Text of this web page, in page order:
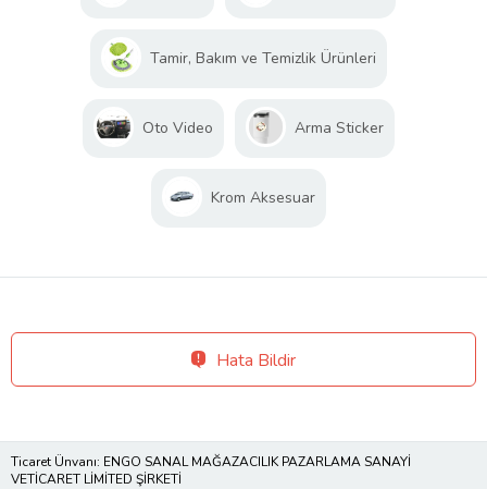
Tamir, Bakım ve Temizlik Ürünleri
Oto Video Arma Sticker
Krom Aksesuar
Hata Bildir
Ticaret Ünvanı: ENGO SANAL MAĞAZACILIK PAZARLAMA SANAYİ
VETİCARET LİMİTED ŞİRKETİ